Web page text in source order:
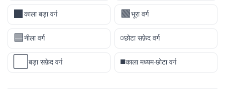
काला बड़ा वर्ग 🟫भूरा वर्ग
🟦नीला वर्ग ▫️छोटा सफ़ेद वर्ग
बड़ा सफ़ेद वर्ग ◾काला मध्यम-छोटा वर्ग